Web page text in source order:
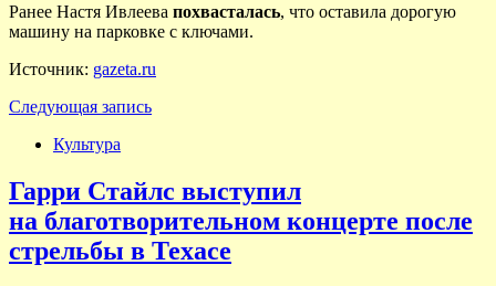
Ранее Настя Ивлеева похвасталась, что оставила дорогую
машину на парковке с ключами.
Источник: gazeta.ru
Следующая запись
Культура
Гарри Стайлс выступил
на благотворительном концерте после
стрельбы в Техасе